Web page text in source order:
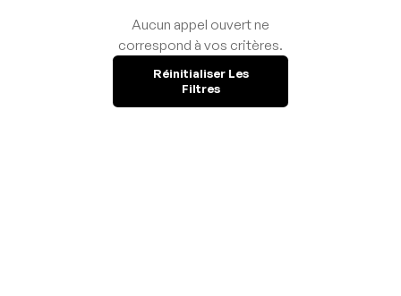
Aucun appel ouvert ne
correspond à vos critères.
Réinitialiser Les
Filtres